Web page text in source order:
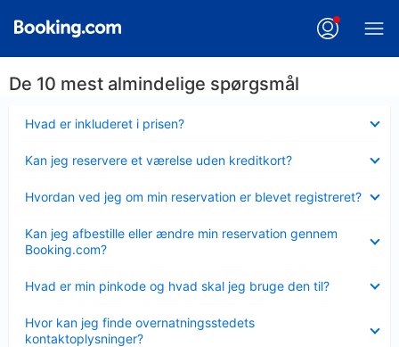
De 10 mest almindelige spørgsmål
Hvad er inkluderet i prisen?
Kan jeg reservere et værelse uden kreditkort?
Hvordan ved jeg om min reservation er blevet registreret?
Kan jeg afbestille eller ændre min reservation gennem
Booking.com?
Hvad er min pinkode og hvad skal jeg bruge den til?
Hvor kan jeg finde overnatningsstedets
kontaktoplysninger?